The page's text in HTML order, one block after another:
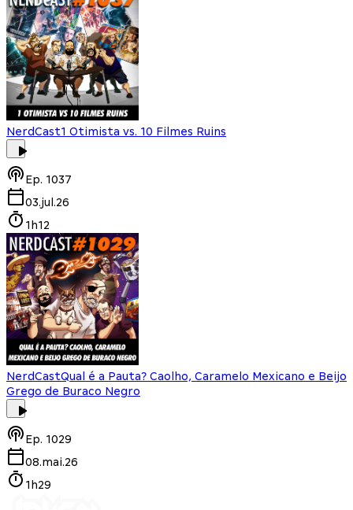
NerdCast1 Otimista vs. 10 Filmes Ruins
Ep. 1037
03.jul.26
1h12
NerdCastQual é a Pauta? Caolho, Caramelo Mexicano e Beijo
Grego de Buraco Negro
Ep. 1029
08.mai.26
1h29